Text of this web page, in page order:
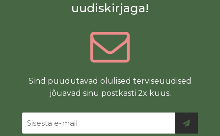
uudiskirjaga!
Sind puudutavad olulised terviseuudised
jõuavad sinu postkasti 2x kuus.